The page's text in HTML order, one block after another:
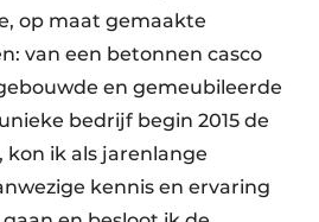
op maat gemaakte
van een betonnen casco
en gemeubileerde
bedrijf begin 2015 de
kon ik als jarenlange
kennis en ervaring